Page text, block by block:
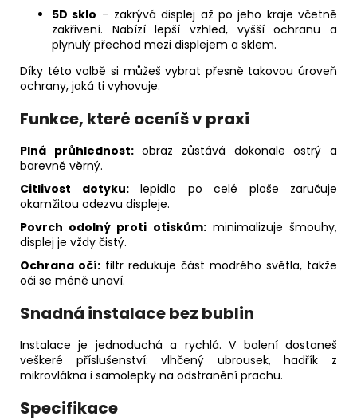
5D sklo – zakrývá displej až po jeho kraje včetně
zakřivení. Nabízí lepší vzhled, vyšší ochranu a
plynulý přechod mezi displejem a sklem.
Díky této volbě si můžeš vybrat přesně takovou úroveň
ochrany, jaká ti vyhovuje.
Funkce, které oceníš v praxi
Plná průhlednost:obraz zůstává dokonale ostrý a
barevně věrný.
Citlivost dotyku:lepidlo po celé ploše zaručuje
okamžitou odezvu displeje.
Povrch odolný proti otiskům:minimalizuje šmouhy,
displej je vždy čistý.
Ochrana očí: filtr redukuje část modrého světla, takže
oči se méně unaví.
Snadná instalace bez bublin
Instalace je jednoduchá a rychlá. V balení dostaneš
veškeré příslušenství: vlhčený ubrousek, hadřík z
mikrovlákna i samolepky na odstranění prachu.
Specifikace